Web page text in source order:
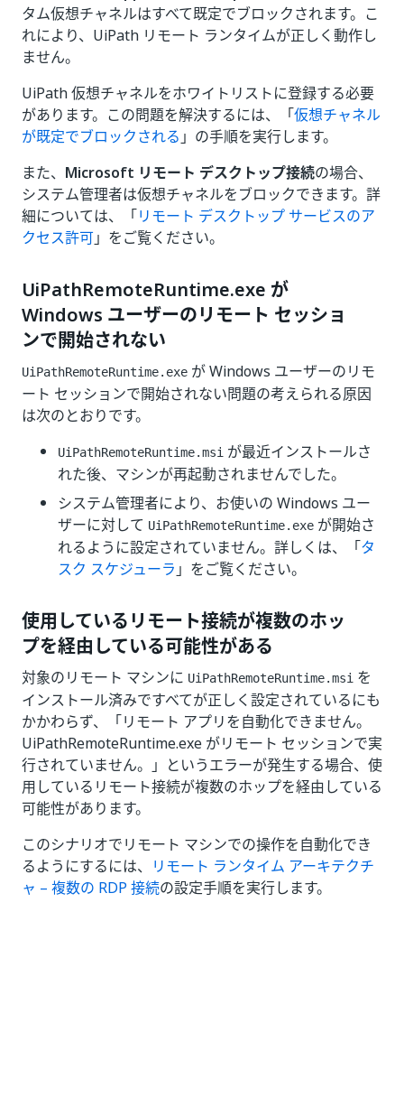
タム仮想チャネルはすべて既定でブロックされます。こ
れにより、UiPath リモート ランタイムが正しく動作し
ません。
UiPath 仮想チャネルをホワイトリストに登録する必要
があります。この問題を解決するには、「仮想チャネル
が既定でブロックされる 」の手順を実行します。
また、 Microsoft リモート デスクトップ接続の場合、
システム管理者は仮想チャネルをブロックできます。詳
細については、「リモート デスクトップ サービスのア
クセス許可」をご覧ください。
UiPathRemoteRuntime.exe が
Windows ユーザーのリモート セッショ
ンで開始されない
UiPathRemoteRuntime.exe が Windows ユーザーのリモ
ート セッションで開始されない問題の考えられる原因
は次のとおりです。
UiPathRemoteRuntime.msi が最近インストールさ
れた後、マシンが再起動されませんでした。
システム管理者により、お使いの Windows ユー
ザーに対して UiPathRemoteRuntime.exe が開始さ
れるように設定されていません。詳しくは、「タ
スク スケジューラ 」をご覧ください。
使用しているリモート接続が複数のホッ
プを経由している可能性がある
対象のリモート マシンに UiPathRemoteRuntime.msi を
インストール済みですべてが正しく設定されているにも
かかわらず、「リモート アプリを自動化できません。
UiPathRemoteRuntime.exe がリモート セッションで実
行されていません。」というエラーが発生する場合、使
用しているリモート接続が複数のホップを経由している
可能性があります。
このシナリオでリモート マシンでの操作を自動化でき
るようにするには、 リモート ランタイム アーキテクチ
ャ – 複数の RDP 接続の設定手順を実行します。